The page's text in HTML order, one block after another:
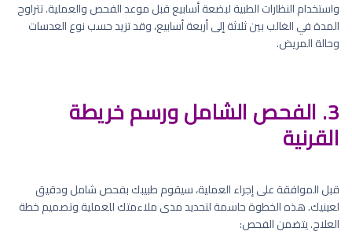
واستخدام النظارات الطبية لبضعة أسابيع قبل موعد الفحص والعملية. تتراوح
المدة في الغالب بين ثلاثة إلى أربعة أسابيع، وقد تزيد حسب نوع العدسات
وحالة المريض.
3. الفحص الشامل ورسم خريطة
القرنية
قبل الموافقة على إجراء العملية، سيقوم طبيبك بفحص شامل ودقيق
لعينيك. هذه الخطوة حاسمة لتحديد مدى ملاءمتك للعملية وتصميم خطة
العلاج. يتضمن الفحص: